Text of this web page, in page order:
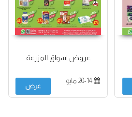
عروض اسواق المزرعة
20-14 مايو
عرض